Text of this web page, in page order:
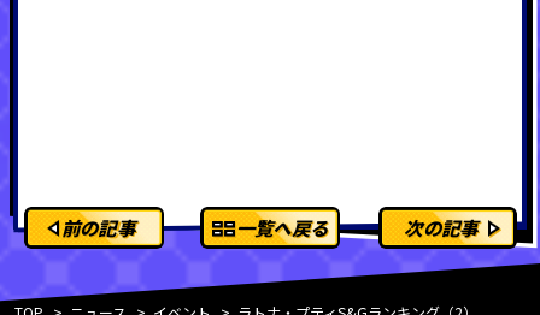
前の記事 一覧へ戻る 次の記事